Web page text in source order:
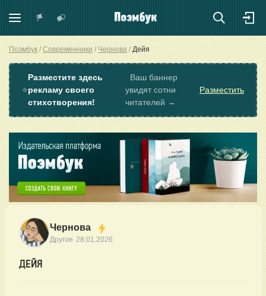
Поэмбук Современники Чернова Дейя
⭐
Разместите здесь
рекламу своего
стихотворения!
Ваш баннер
увидят сотни
читателей →
Разместить
Чернова
Другое ·28.01.2026
ДЕЙЯ